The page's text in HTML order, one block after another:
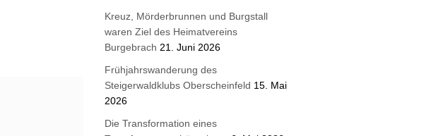
Kreuz, Mörderbrunnen und Burgstall
waren Ziel des Heimatvereins
Burgebrach 21. Juni 2026
Frühjahrswanderung des
Steigerwaldklubs Oberscheinfeld 15. Mai
2026
Die Transformation eines